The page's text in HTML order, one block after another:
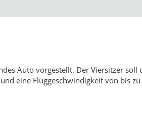
Auto vorgestellt. Der Viersitzer soll
eine Fluggeschwindigkeit von bis